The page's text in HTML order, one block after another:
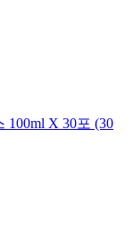
100ml X 30포 (30